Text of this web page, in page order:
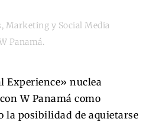
Marketing y Social Media
Panamá.
Experience» nuclea
W Panamá como
la posibilidad de aquietarse